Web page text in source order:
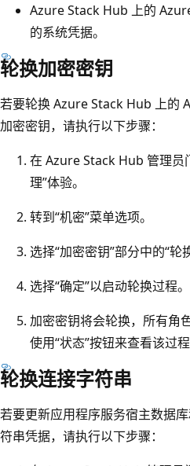
Azure Stack Hub 上的
的系统凭据。
轮换加密密钥
若要轮换 Azure Stack Hub 上的
加密密钥，请执行以下步骤：
在 Azure Stack Hub 管理员
理”体验。
转到“机密”菜单选项。
选择“加密密钥”部分中的“轮
选择“确定”以启动轮换过程。
加密密钥将会轮换，所有角
使用“状态”按钮来查看该过程
轮换连接字符串
若要更新应用程序服务宿主数据
符串凭据，请执行以下步骤：